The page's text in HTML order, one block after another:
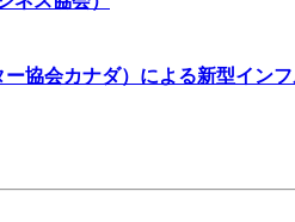
協会カナダ）による新型イン